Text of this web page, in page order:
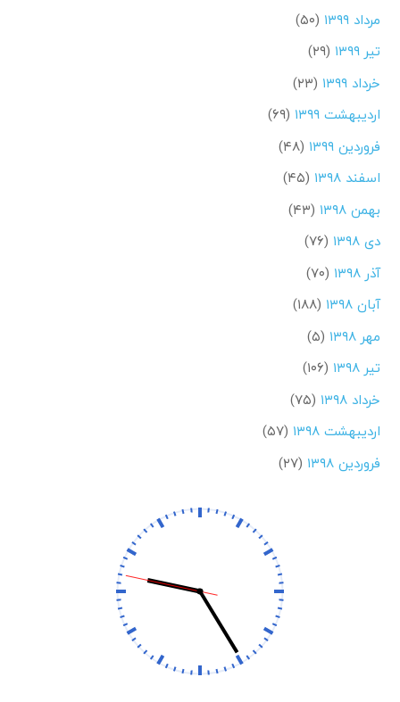
مرداد ۱۳۹۹
(۵۰)
تیر ۱۳۹۹
(۲۹)
خرداد ۱۳۹۹
(۲۳)
اردیبهشت ۱۳۹۹
(۶۹)
فروردین ۱۳۹۹
(۴۸)
اسفند ۱۳۹۸
(۴۵)
بهمن ۱۳۹۸
(۴۳)
دی ۱۳۹۸
(۷۶)
آذر ۱۳۹۸
(۷۰)
آبان ۱۳۹۸
(۱۸۸)
مهر ۱۳۹۸
(۵)
تیر ۱۳۹۸
(۱۰۶)
خرداد ۱۳۹۸
(۷۵)
اردیبهشت ۱۳۹۸
(۵۷)
فروردین ۱۳۹۸
(۲۷)